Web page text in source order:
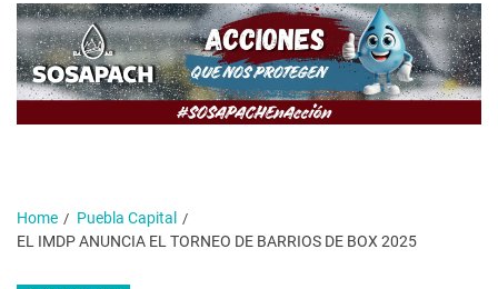
Home
Puebla Capital
EL IMDP ANUNCIA EL TORNEO DE BARRIOS DE BOX 2025